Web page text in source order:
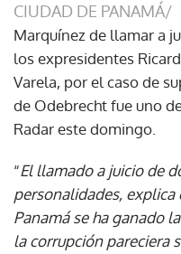
CIUDAD DE PANAMÁ/
Marquínez de llamar a
los expresidentes
Varela, por el caso de
de Odebrecht fue uno
Radar este domingo.
“El llamado a juicio de
personalidades,
Panamá se ha ganado
la corrupción pareciera